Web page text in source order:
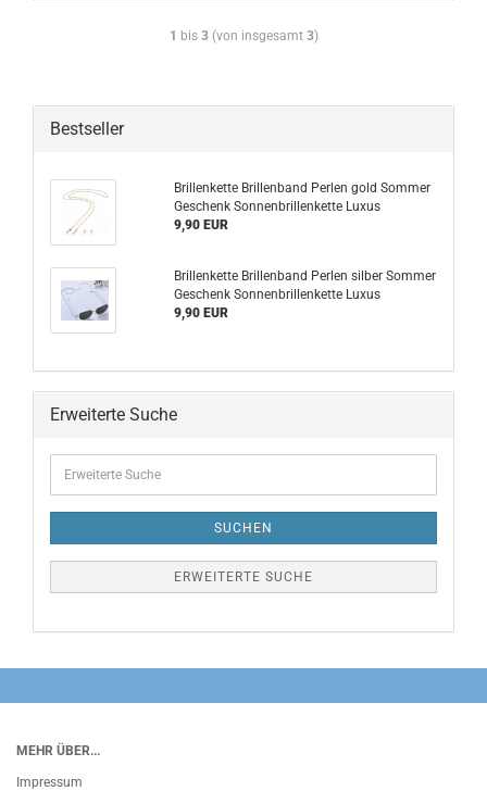
1 bis 3(von insgesamt 3)
Bestseller
Brillenkette Brillenband Perlen gold Sommer
Geschenk Sonnenbrillenkette Luxus
9,90 EUR
Brillenkette Brillenband Perlen silber Sommer
Geschenk Sonnenbrillenkette Luxus
9,90 EUR
Erweiterte Suche
SUCHEN
ERWEITERTE SUCHE
MEHR ÜBER...
Impressum